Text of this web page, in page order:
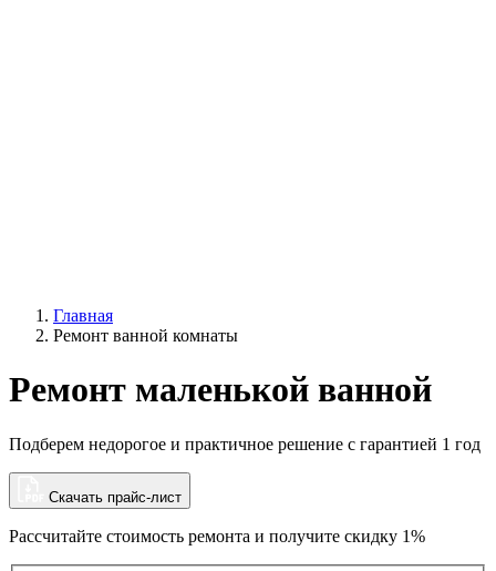
Главная
Ремонт ванной комнаты
Ремонт маленькой ванной
Подберем недорогое и практичное решение с гарантией 1 год
Скачать прайс-лист
Рассчитайте стоимость ремонта и получите скидку 1%